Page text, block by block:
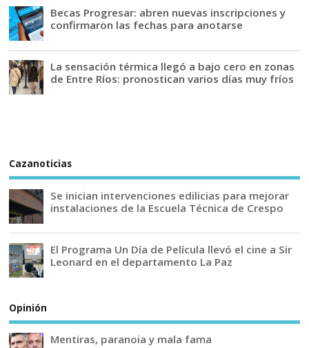
Becas Progresar: abren nuevas inscripciones y
confirmaron las fechas para anotarse
La sensación térmica llegó a bajo cero en zonas
de Entre Ríos: pronostican varios días muy fríos
Cazanoticias
Se inician intervenciones edilicias para mejorar
instalaciones de la Escuela Técnica de Crespo
El Programa Un Día de Película llevó el cine a Sir
Leonard en el departamento La Paz
Opinión
Mentiras, paranoia y mala fama